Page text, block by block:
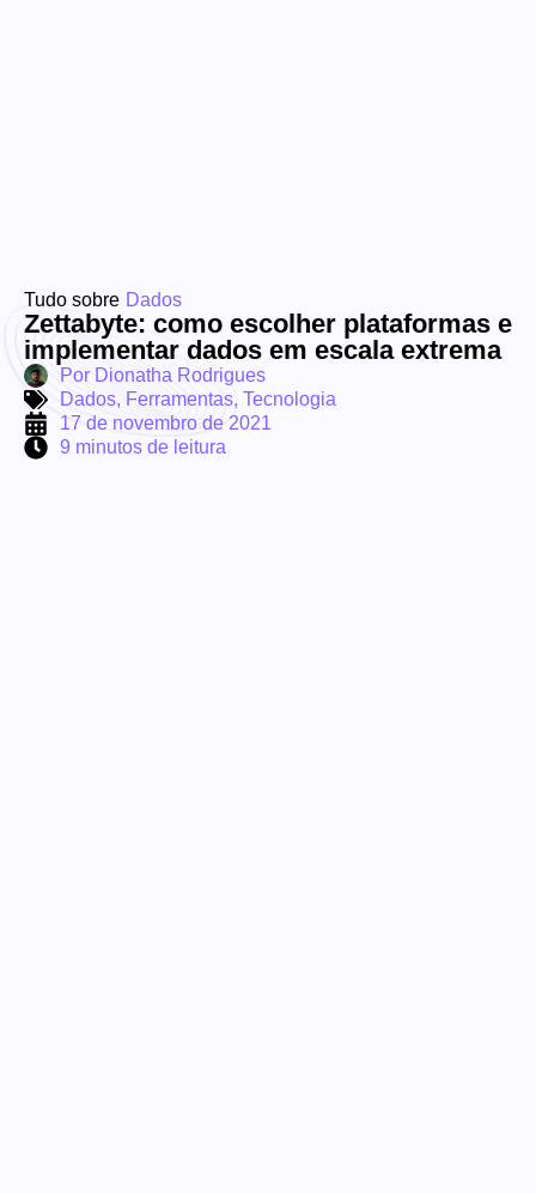
Tudo sobre Dados
Zettabyte: como escolher plataformas e
implementar dados em escala extrema
Por Dionatha Rodrigues
Dados, Ferramentas, Tecnologia
17 de novembro de 2021
9 minutos de leitura